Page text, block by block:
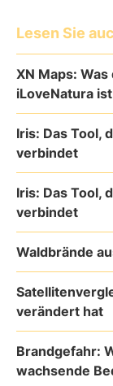
Lesen Sie
XN Maps:
iLoveNatura
Iris: Das Tool,
verbindet
Iris: Das Tool,
verbindet
Waldbrände
verändert hat
Brandgefahr:
wachsende